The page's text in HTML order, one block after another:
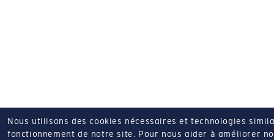
Nous utilisons des cookies nécessaires et technologies
fonctionnement de notre site. Pour nous aider à améliorer